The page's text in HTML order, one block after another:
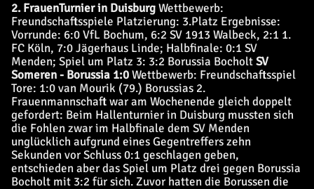
2. FrauenTurnier in DuisburgWettbewerb:
Freundschaftsspiele Platzierung: 3.Platz Ergebnisse:
Vorrunde: 6:0 VfL Bochum, 6:2 SV 1913 Walbeck, 2:1 1.
FC Köln, 7:0 Jägerhaus Linde; Halbfinale: 0:1 SV
Menden; Spiel um Platz 3: 3:2 Borussia BocholtSV
Someren - Borussia 1:0Wettbewerb: Freundschaftsspiel
Tore: 1:0 van Mourik (79.) Borussias 2.
Frauenmannschaft war am Wochenende gleich doppelt
gefordert: Beim Hallenturnier in Duisburg mussten sich
die Fohlen zwar im Halbfinale dem SV Menden
unglücklich aufgrund eines Gegentreffers zehn
Sekunden vor Schluss 0:1 geschlagen geben,
entschieden aber das Spiel um Platz drei gegen Borussia
Bocholt mit 3:2 für sich. Zuvor hatten die Borussen die